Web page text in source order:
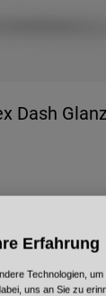
Dash Glanz
Erfahrung
Technologien,
uns an Sie zu